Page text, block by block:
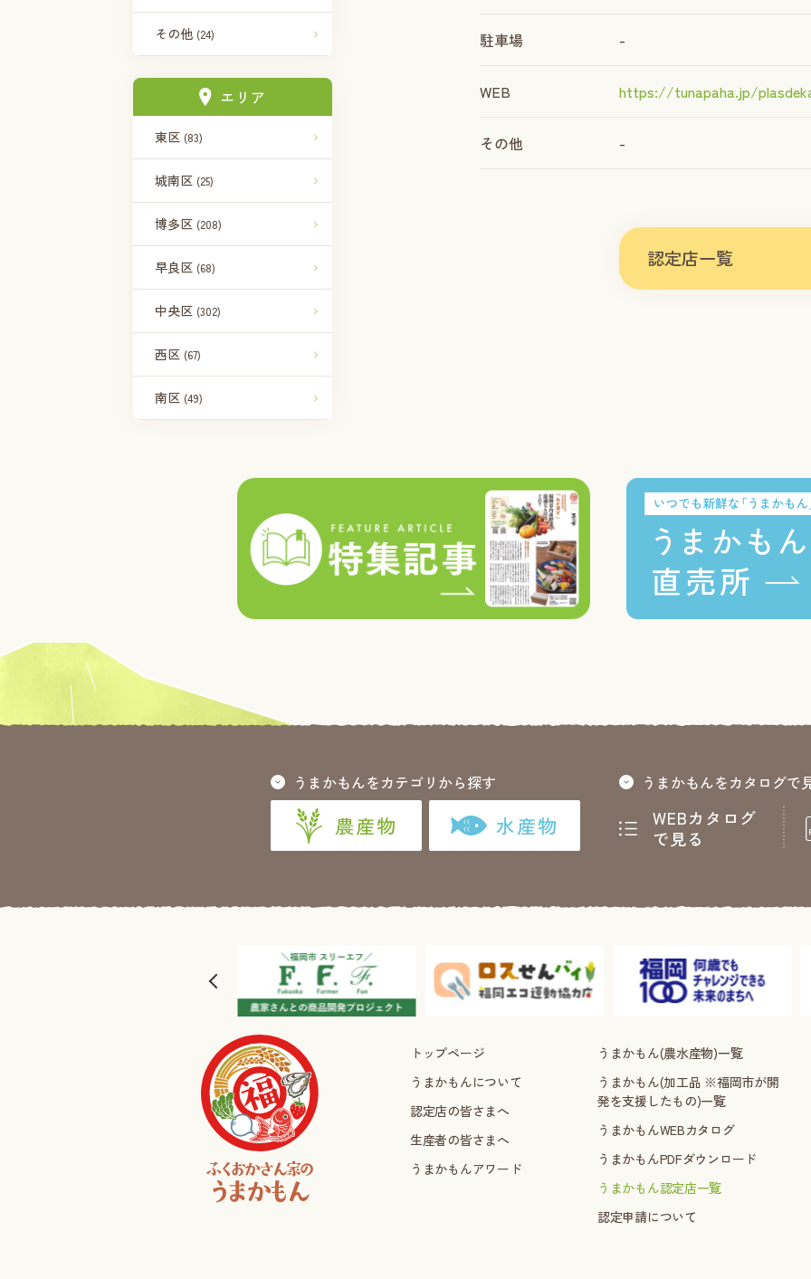
その他 (24)
エリア
東区 (83)
城南区 (25)
博多区 (208)
早良区 (68)
中央区 (302)
西区 (67)
南区 (49)
駐車場 -
WEB https://tunapaha.jp/
その他 -
認定店一覧
うまかもんをカテゴリから探す
農産物 水産物
うまかもんをカタログで
WEBカタログ
で見る
トップページ
うまかもんについて
認定店の皆さまへ
生産者の皆さまへ
うまかもんアワード
うまかもん(農水産物)一覧
うまかもん(加工品 ※福岡市が開
発を支援したもの)一覧
うまかもんWEBカタログ
うまかもんPDFダウンロード
うまかもん認定店一覧
認定申請について